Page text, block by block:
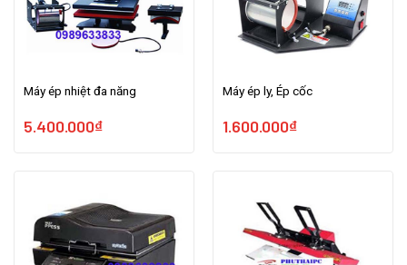
Máy ép nhiệt đa năng
5.400.000₫
Máy ép ly, Ép cốc
1.600.000₫